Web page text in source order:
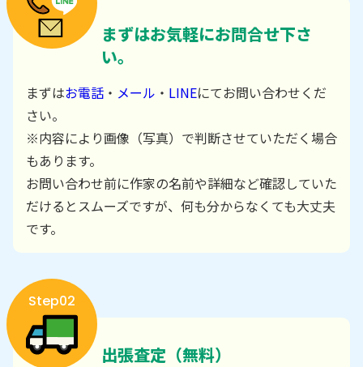
まずはお気軽にお問合せ下さ
い。
まずはお電話 ・ メール ・ LINEにてお問い合わせくだ
さい。
※内容により画像（写真）で判断させていただく場合
もあります。
お問い合わせ前に作家の名前や詳細など確認していた
だけるとスムーズですが、何も分からなくても大丈夫
です。
Step02
出張査定（無料）